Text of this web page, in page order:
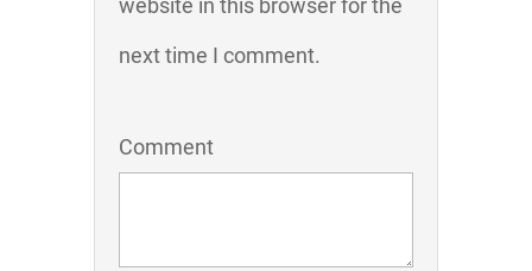
next time I comment.
Comment